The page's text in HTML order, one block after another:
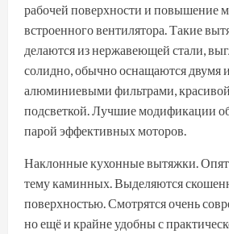
рабочей поверхности и повышение
встроенного вентилятора. Такие
делаются из нержавеющей стали,
солидно, обычно оснащаются двумя
алюминиевыми фильтрами,
подсветкой. Лучшие модификации
парой эффективных моторов.
Наклонные кухонные вытяжки.
тему каминных. Выделяются
поверхностью. Смотрятся очень
но ещё и крайне удобны с